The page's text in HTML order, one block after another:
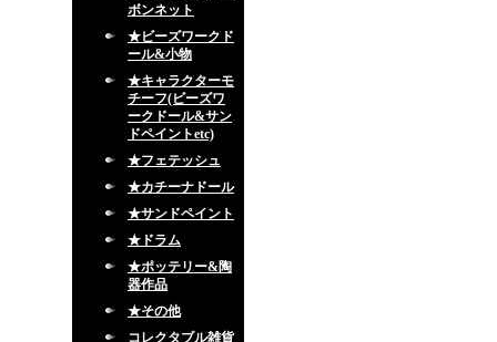
ボンネット
★ビーズワークド
ール&小物
★キャラクターモ
チーフ(ビーズワ
ークドール&サン
ドペイントetc)
★フェテッシュ
★カチーナドール
★サンドペイント
★ドラム
★ポッテリー&陶
器作品
★その他
コレクタブル雑貨